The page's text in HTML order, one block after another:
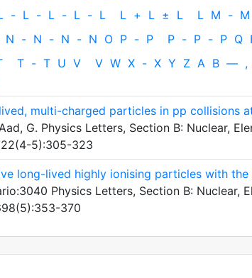
- L - L - L - L L + L ± L L M - M
N - N - N - N O P - P P - P - P Q
T - T U V V W X - X Y Z Α Β — ,
multi-charged particles in pp collisions
G. Physics Letters, Section B: Nuclear,
5):305-323
long-lived highly ionising particles with
Physics Letters, Section B: Nuclear,
370